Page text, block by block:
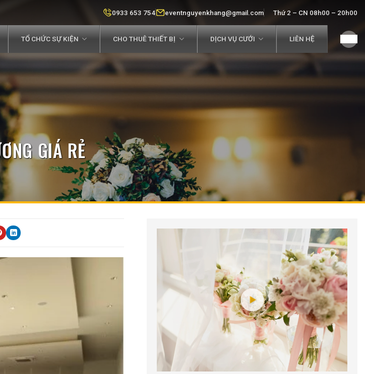
0933 653 754 eventnguyenkhang@gmail.com Thứ 2 – CN 08h00 – 20h00
TỔ CHỨC SỰ KIỆN CHO THUÊ THIẾT BỊ DỊCH VỤ CƯỚI LIÊN HỆ
GIÁ RẺ